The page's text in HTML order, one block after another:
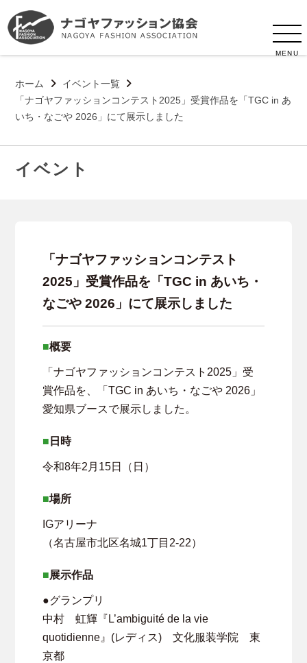
MENU
ホーム
イベント一覧
「ナゴヤファッションコンテスト2025」受賞作品を「TGC in あ
いち・なごや 2026」にて展示しました
イベント
「ナゴヤファッションコンテスト
2025」受賞作品を「TGC in あいち・
なごや 2026」にて展示しました
概要
「ナゴヤファッションコンテスト2025」受
賞作品を、「TGC in あいち・なごや 2026」
愛知県ブースで展示しました。
日時
令和8年2月15日（日）
場所
IGアリーナ
（名古屋市北区名城1丁目2-22）
展示作品
●グランプリ
中村 虹輝『L’ambiguité de la vie
quotidienne』(レディス) 文化服装学院 東
京都